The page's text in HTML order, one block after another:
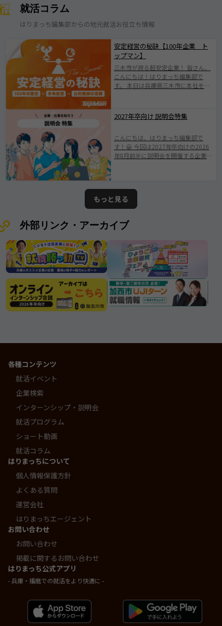
就活コラム
はりまっち編集部からの地元就活お役立ち情報
安定経営の秘訣【100年企業 ト
ップマン】
三木市が誇る超安定企業！ 皆さん、
こんにちは！はりまっち編集部で
す。 本日は兵庫県三木市に本社を構
1924年の創業以来、100年にわたり
地域とともに歩んできた歴史ある企
として知られる三木市に根ざした会
社で伝統を守りながらも、 新たな価
値創出に挑戦されている企業です
が誇る優良企業”と呼ぶにふさわしい
存在です。
2027年卒向け 説明会特集
こんにちは、はりまっち編集部で
す！😀 今回は2027年卒向けの2026
年8月前半に説明会を開催する企業を
の情報となります。ムツミ商事株式
会社
もっと見る
外部リンク・アーカイブ
各種コンテンツ
就活イベント
企業検索
インターンシップ・説明会
就活プログラム
ショート動画
就活コラム
はりまっちについて
個人情報保護方針
よくある質問
運営会社
はりまっちエージェント
お問い合わせ
お問い合わせ
掲載に関するお問い合わせ
はりまっち公式アプリ
- 兵庫・播磨での就活をより快適に -